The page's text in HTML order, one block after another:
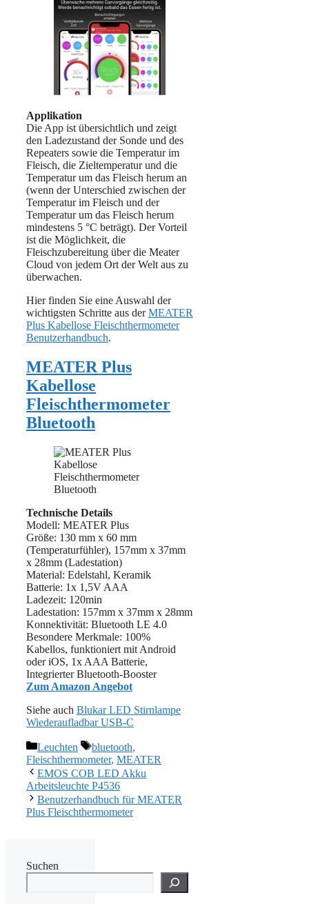
Applikation
Die App ist übersichtlich und zeigt
den Ladezustand der Sonde und des
Repeaters sowie die Temperatur im
Fleisch, die Zieltemperatur und die
Temperatur um das Fleisch herum an
(wenn der Unterschied zwischen der
Temperatur im Fleisch und der
Temperatur um das Fleisch herum
mindestens 5 °C beträgt). Der Vorteil
ist die Möglichkeit, die
Fleischzubereitung über die Meater
Cloud von jedem Ort der Welt aus zu
überwachen.
Hier finden Sie eine Auswahl der
wichtigsten Schritte aus derMEATER
Plus Kabellose Fleischthermometer
Benutzerhandbuch.
MEATER Plus
Kabellose
Fleischthermometer
Bluetooth
Technische Details
Modell: MEATER Plus
Größe: 130 mm x 60 mm
(Temperaturfühler), 157mm x 37mm
x 28mm (Ladestation)
Material: Edelstahl, Keramik
Batterie: 1x 1,5V AAA
Ladezeit: 120min
Ladestation: 157mm x 37mm x 28mm
Konnektivität: Bluetooth LE 4.0
Besondere Merkmale: 100%
Kabellos, funktioniert mit Android
oder iOS, 1x AAA Batterie,
Integrierter Bluetooth-Booster
Zum Amazon Angebot
Siehe auch Blukar LED Stirnlampe
Wiederaufladbar USB-C
Kategorien
Leuchten Schlagwörter
bluetooth,
Fleischthermometer, MEATER
EMOS COB LED Akku
Arbeitsleuchte P4536
Benutzerhandbuch für MEATER
Plus Fleischthermometer
Suchen